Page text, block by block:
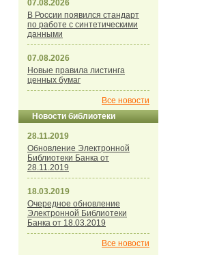
07.08.2026
В России появился стандарт
по работе с синтетическими
данными
07.08.2026
Новые правила листинга
ценных бумаг
Все новости
Новости библиотеки
28.11.2019
Обновление Электронной
Библиотеки Банка от
28.11.2019
18.03.2019
Очередное обновление
Электронной Библиотеки
Банка от 18.03.2019
Все новости